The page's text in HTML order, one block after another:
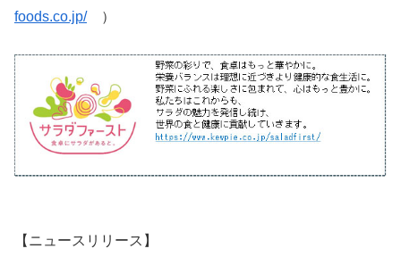
foods.co.jp/）
【ニュースリリース】